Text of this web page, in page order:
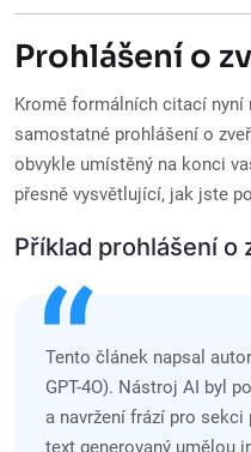
Prohlášení o
Kromě formálních citací
samostatné prohlášení o
obvykle umístěný na konci
přesně vysvětlující, jak jste
Příklad prohlášení o
Tento článek napsal
GPT-4O). Nástroj AI byl
a navržení frází pro sekci
text generovaný umělou